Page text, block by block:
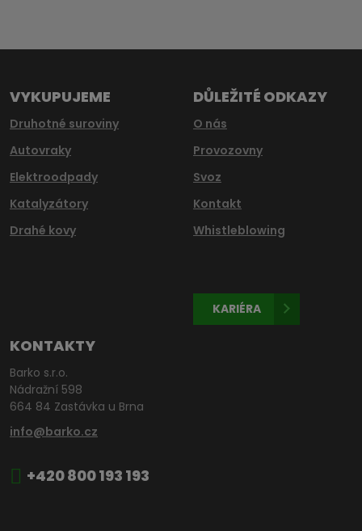
nepodařilo
VYKUPUJEME
Druhotné suroviny
Autovraky
Elektroodpady
Katalyzátory
Drahé kovy
DŮLEŽITÉ ODKAZY
O nás
Provozovny
Svoz
Kontakt
Whistleblowing
KARIÉRA
KONTAKTY
Barko s.r.o.
Nádražní 598
664 84 Zastávka u Brna
info@barko.cz
+420 800 193 193